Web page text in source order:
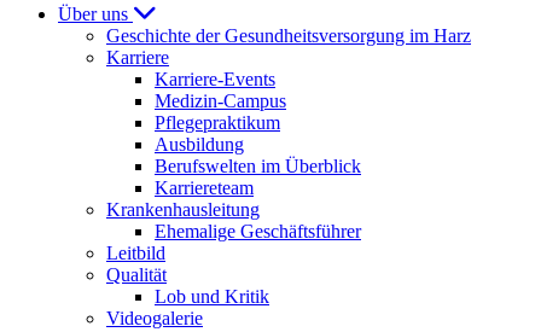
Über uns
Geschichte der Gesundheitsversorgung im Harz
Karriere
Karriere-Events
Medizin-Campus
Pflegepraktikum
Ausbildung
Berufswelten im Überblick
Karriereteam
Krankenhausleitung
Ehemalige Geschäftsführer
Leitbild
Qualität
Lob und Kritik
Videogalerie